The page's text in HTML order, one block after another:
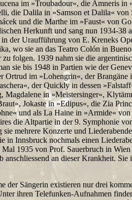
im »Troubadour«, die Amneris in
die Dalila in »Samson et Dalila« von
und die Marthe im »Faust« von
Herkunft und sang nun 1934-38
in der Uraufführung von E. Kreneks
wo sie an das Teatro Colón in
folgen. 1939 nahm sie die
sie bis 1948 in Partien wie der
Ortrud im »Lohengrin«, der Brangäne
der Quickly in dessen
Magdalene in »Meistersinger«,
Jokaste in »Edipus«, die Zia
und als La Haine in »Armide«
die Altpartie in der 9. Symphonie
sie mehrere Konzerte und
in Innsbruck nochmals einen
1935 von Prof. Sauerbruch in
anschliessend an dieser Krankheit.
der Sängerin existieren nur drei
ihren Telefunken-Aufnahmen